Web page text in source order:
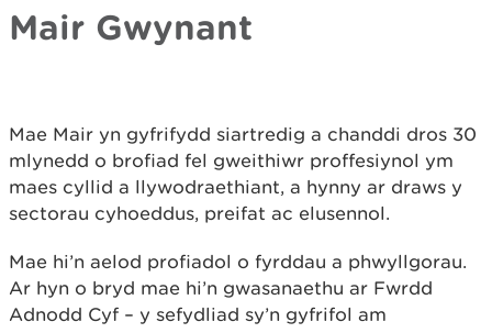
Mair Gwynant
Mae Mair yn gyfrifydd siartredig a chanddi dros 30
mlynedd o brofiad fel gweithiwr proffesiynol ym
maes cyllid a llywodraethiant, a hynny ar draws y
sectorau cyhoeddus, preifat ac elusennol.
Mae hi’n aelod profiadol o fyrddau a phwyllgorau.
Ar hyn o bryd mae hi’n gwasanaethu ar Fwrdd
Adnodd Cyf – y sefydliad sy’n gyfrifol am